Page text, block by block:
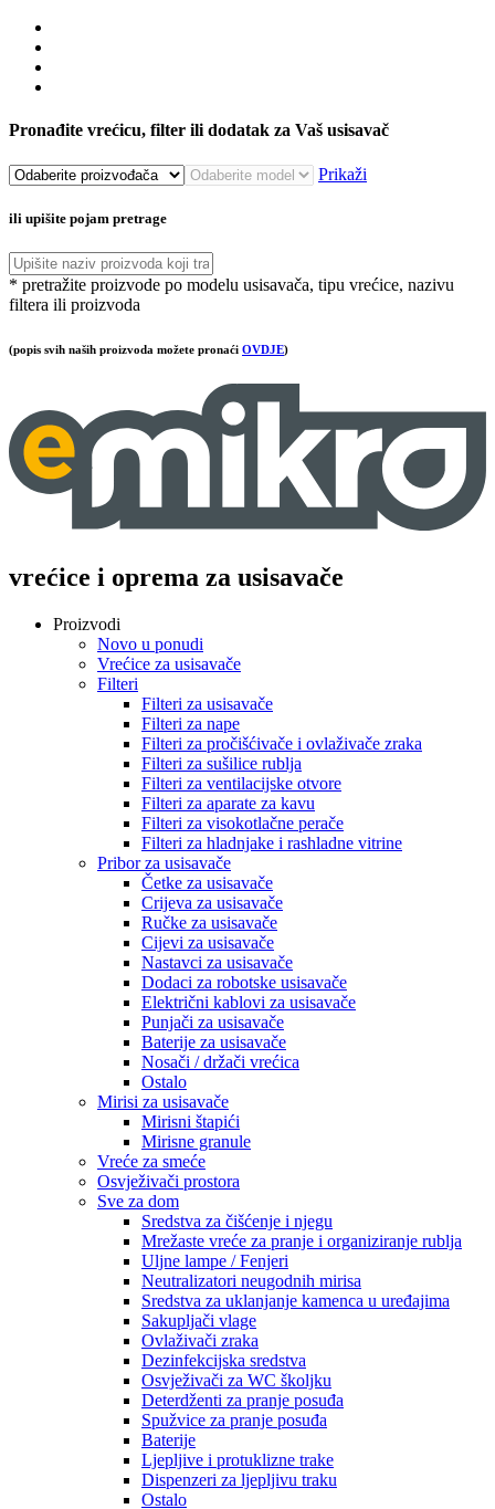
Pronađite vrećicu, filter ili dodatak za Vaš usisavač
Prikaži
ili upišite pojam pretrage
* pretražite proizvode po modelu usisavača, tipu vrećice, nazivu
filtera ili proizvoda
(popis svih naših proizvoda možete pronaći OVDJE)
vrećice i oprema za usisavače
Proizvodi
Novo u ponudi
Vrećice za usisavače
Filteri
Filteri za usisavače
Filteri za nape
Filteri za pročišćivače i ovlaživače zraka
Filteri za sušilice rublja
Filteri za ventilacijske otvore
Filteri za aparate za kavu
Filteri za visokotlačne perače
Filteri za hladnjake i rashladne vitrine
Pribor za usisavače
Četke za usisavače
Crijeva za usisavače
Ručke za usisavače
Cijevi za usisavače
Nastavci za usisavače
Dodaci za robotske usisavače
Električni kablovi za usisavače
Punjači za usisavače
Baterije za usisavače
Nosači / držači vrećica
Ostalo
Mirisi za usisavače
Mirisni štapići
Mirisne granule
Vreće za smeće
Osvježivači prostora
Sve za dom
Sredstva za čišćenje i njegu
Mrežaste vreće za pranje i organiziranje rublja
Uljne lampe / Fenjeri
Neutralizatori neugodnih mirisa
Sredstva za uklanjanje kamenca u uređajima
Sakupljači vlage
Ovlaživači zraka
Dezinfekcijska sredstva
Osvježivači za WC školjku
Deterdženti za pranje posuđa
Spužvice za pranje posuđa
Baterije
Ljepljive i protuklizne trake
Dispenzeri za ljepljivu traku
Ostalo